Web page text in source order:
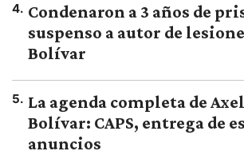
4. Condenaron a 3 años de
suspenso a autor de
Bolívar
5. La agenda completa de
Bolívar: CAPS, entrega de
anuncios